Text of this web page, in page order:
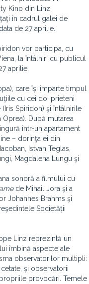
Kino din Linz.
în cadrul galei de
de 27 aprilie.
vor participa, cu
la întâlniri cu publicul
aprilie.
care îşi împarte timpul
cu cei doi prieteni
Spiridon) şi întâlnirile
După mutarea
într-un apartament
– dorinţa ei din
Istvan Teglas,
Magdalena Lungu şi
sonoră a filmului cu
de Mihail Jora şi a
Johannes Brahms şi
Societăţii
Linz reprezintă un
îmbină aspecte ale
observatorilor multipli:
şi observatorii
provocări. Temele